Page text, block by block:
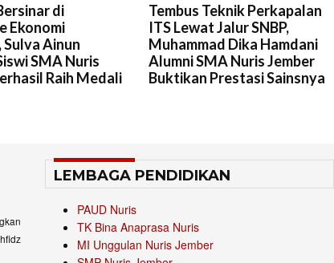
di
Ekonomi
Ainun
SMA Nuris
Raih Medali
Tembus Teknik Perkapalan
ITS Lewat Jalur SNBP,
Muhammad Dika Hamdani
Alumni SMA Nuris Jember
Buktikan Prestasi Sainsnya
LEMBAGA PENDIDIKAN
PAUD Nuris
TK Bina Anaprasa Nuris
MI Unggulan Nuris Jember